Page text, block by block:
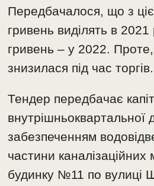
Передбачалося, що з
гривень виділять в
гривень – у 2022.
знизилася під час торгів.
Тендер передбачає
внутрішньоквартальної
забезпеченням
частини
будинку №11 по вулиці